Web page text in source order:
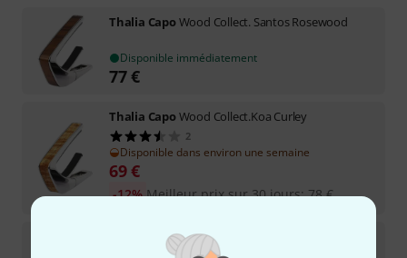
Thalia CapoWood Collect. Santos Rosewood
Disponible immédiatement
77€
Thalia CapoWood Collect.Koa Curley
2
Disponible dans environ une semaine
69€
Meilleur prix sur 30 jours:78 €
-12%
Thalia CapoWood Collect.Santos Rosew.Gold